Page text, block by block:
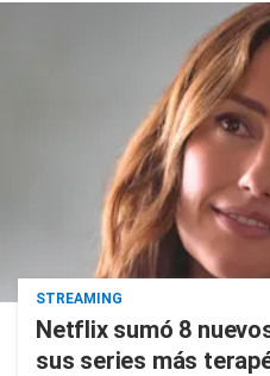
STREAMING
Netflix sumó 8
sus series más